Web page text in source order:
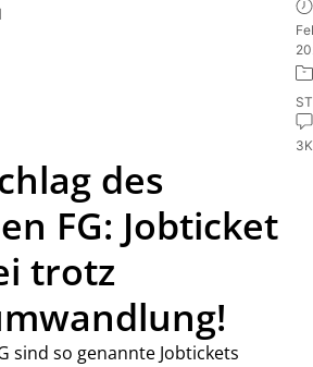
des
FG: Jobticket
trotz
sind so genannte Jobtickets